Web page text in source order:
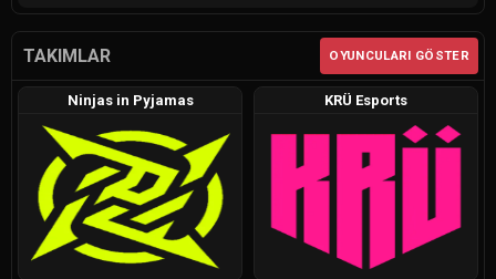
TAKIMLAR OYUNCULARI GÖSTER
Ninjas in Pyjamas KRÜ Esports